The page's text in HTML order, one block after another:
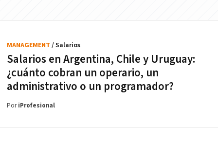
Salarios en Argentina, Chile y Uruguay:
¿cuánto cobran un operario, un
administrativo o un programador?
MANAGEMENT / Salarios
PoriProfesional